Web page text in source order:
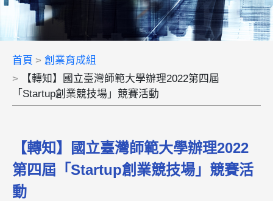
首頁
創業育成組
【轉知】國立臺灣師範大學辦理2022第四屆
「Startup創業競技場」競賽活動
【轉知】國立臺灣師範大學辦理2022
第四屆「Startup創業競技場」競賽活
動